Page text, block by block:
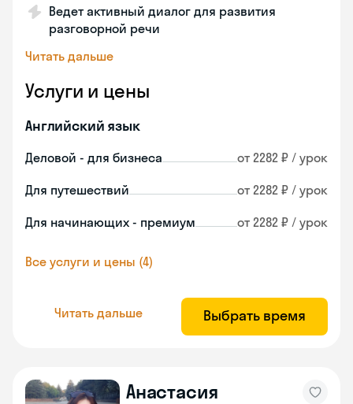
Ведет активный диалог для развития
разговорной речи
Читать дальше
Услуги и цены
Английский язык
Деловой - для бизнеса от 2282 ₽ / урок
Для путешествий от 2282 ₽ / урок
Для начинающих - премиум от 2282 ₽ / урок
Все услуги и цены (4)
Читать дальше Выбрать время
Анастасия